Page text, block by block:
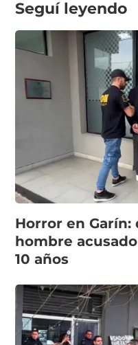
Seguí leyendo
Horror en
hombre
10 años